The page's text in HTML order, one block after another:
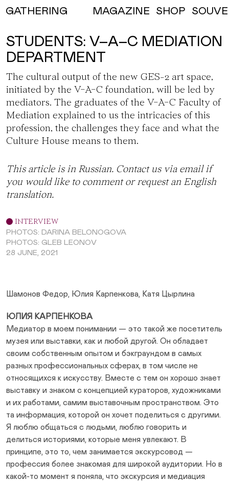
GATHERING MAGAZINE SHOP
STUDENTS: V–A–C MEDIATION
DEPARTMENT
INTERVIEW
PHOTOS: DARINA BELONOGOVA
PHOTOS: GLEB LEONOV
28 JUNE, 2021
The cultural output of the new GES-2 art space,
initiated by the V-A-C foundation, will be led by
mediators. The graduates of the V-A-C Faculty of
Mediation explained to us the intricacies of this
profession, the challenges they face and what the
Culture House means to them.
This article is in Russian. Contact us via emailif
you would like to comment or request an English
translation.
Шамонов Федор, Юлия Карпенкова, Катя Цырлина
ЮЛИЯ КАРПЕНКОВА
Медиатор в моем понимании — это такой же посетитель
музея или выставки, как и любой другой. Он обладает
своим собственным опытом и бэкграундом в самых
разных профессиональных сферах, в том числе не
относящихся к искусству. Вместе с тем он хорошо знает
выставку и знаком с концепцией кураторов, художниками
и их работами, самим выставочным пространством. Это
та информация, которой он хочет поделиться с другими.
Я люблю общаться с людьми, люблю говорить и
делиться историями, которые меня увлекают. В
принципе, это то, чем занимается экскурсовод —
профессия более знакомая для широкой аудитории. Но в
какой-то момент я поняла, что экскурсия и медиация